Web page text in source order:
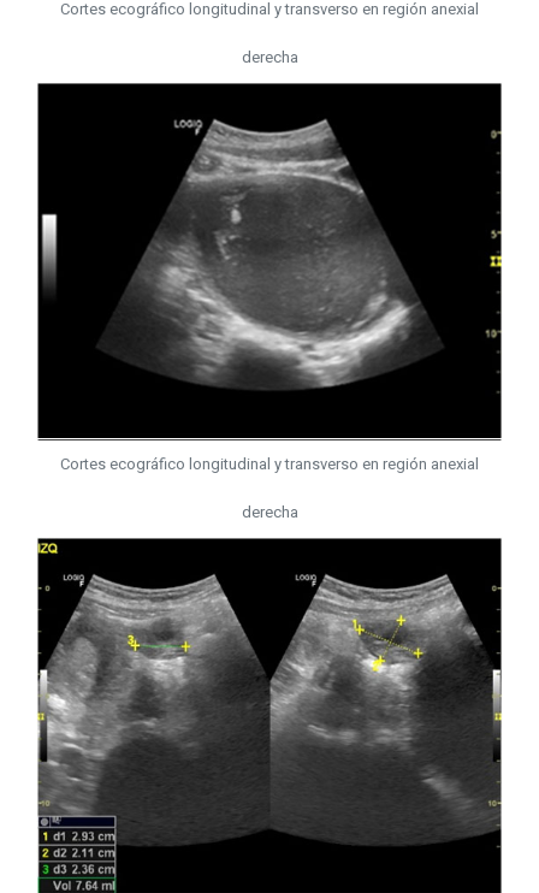
Cortes ecográfico longitudinal y transverso en región anexial
derecha
Cortes ecográfico longitudinal y transverso en región anexial
derecha